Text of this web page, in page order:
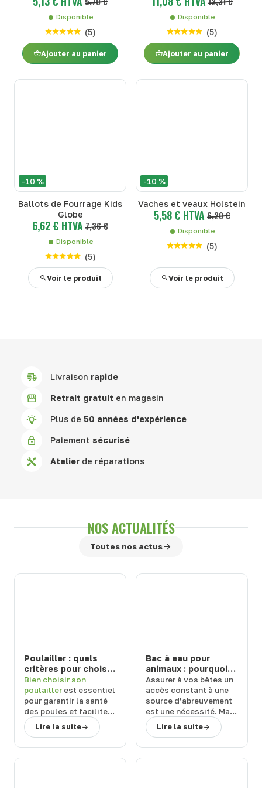
Disponible
(5)
Ajouter au panier
Disponible
(5)
Ajouter au panier
-10 %
Ballots de Fourrage Kids
Globe
6,62 € HTVA 7,36 €
Disponible
(5)
Voir le produit
-10 %
Vaches et veaux Holstein
5,58 € HTVA 6,20 €
Disponible
(5)
Voir le produit
Livraison rapide
Retrait gratuit en magasin
Plus de 50 années d'expérience
Paiement sécurisé
Atelier de réparations
NOS ACTUALITÉS
Toutes nos actus
Poulailler : quels
critères pour choisir
un modèle durable
et facile à entretenir
?
Bien choisir son
poulailler est essentiel
pour garantir la santé
des poules et faciliter
l’entretien
au
quotidien. Face aux
Lire la suite
Bac à eau pour
animaux : pourquoi
choisir un abreuvoir
de la marque Suevia
?
Assurer à vos bêtes un
accès constant à une
source d’abreuvement
est une nécessité. Mais
quel équipement
choisir ?Terwagne,
Lire la suite